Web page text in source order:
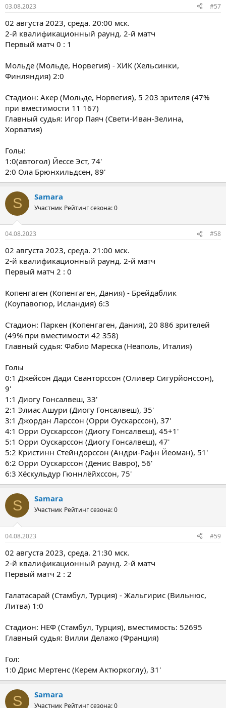
03.08.2023 #57
02 августа 2023, среда. 20:00 мск.
2-й квалификационный раунд. 2-й матч
Первый матч 0 : 1
Мольде (Мольде, Норвегия) - ХИК (Хельсинки,
Финляндия) 2:0
Стадион: Акер (Мольде, Норвегия), 5 203 зрителя (47%
при вместимости 11 167)
Главный судья: Игор Паяч (Свети-Иван-Зелина,
Хорватия)
Голы:
1:0(автогол) Йессе Эст, 74'
2:0 Ола Брюнхильдсен, 89'
S Samara
Участник Рейтинг сезона: 0
04.08.2023 #58
02 августа 2023, среда. 21:00 мск.
2-й квалификационный раунд. 2-й матч
Первый матч 2 : 0
Копенгаген (Копенгаген, Дания) - Брейдаблик
(Коупавогюр, Исландия) 6:3
Стадион: Паркен (Копенгаген, Дания), 20 886 зрителей
(49% при вместимости 42 358)
Главный судья: Фабио Мареска (Неаполь, Италия)
Голы
0:1 Джейсон Дади Сванторссон (Оливер Сигурйонссон),
9'
1:1 Диогу Гонсалвеш, 33'
2:1 Элиас Ашури (Диогу Гонсалвеш), 35'
3:1 Джордан Ларссон (Орри Оускарссон), 37'
4:1 Орри Оускарссон (Диогу Гонсалвеш), 45+1'
5:1 Орри Оускарссон (Диогу Гонсалвеш), 47'
5:2 Кристинн Стейндорссон (Андри-Рафн Йеоман), 51'
6:2 Орри Оускарссон (Денис Вавро), 56'
6:3 Хёскульдур Гюннлёйхссон, 75'
S Samara
Участник Рейтинг сезона: 0
04.08.2023 #59
02 августа 2023, среда. 21:30 мск.
2-й квалификационный раунд. 2-й матч
Первый матч 2 : 2
Галатасарай (Стамбул, Турция) - Жальгирис (Вильнюс,
Литва) 1:0
Стадион: НЕФ (Стамбул, Турция), вместимость: 52695
Главный судья: Вилли Делажо (Франция)
Гол:
1:0 Дрис Мертенс (Керем Актюркоглу), 31'
S Samara
Участник Рейтинг сезона: 0